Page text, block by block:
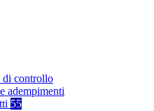
di controllo
adempimenti
55